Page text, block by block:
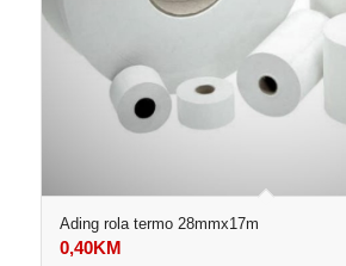
Ading rola termo 28mmx17m
0,40KM